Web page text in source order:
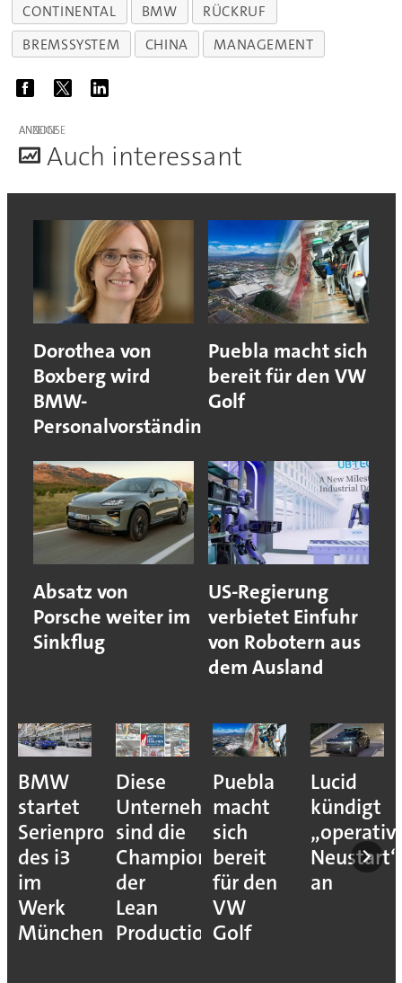
CONTINENTAL BMW
RÜCKRUF
BREMSSYSTEM
CHINA MANAGEMENT
ANZEIGE
Auch interessant
Dorothea von
Boxberg wird
BMW-
Personalvorständin
Puebla macht sich
bereit für den VW
Golf
Absatz von
Porsche weiter im
Sinkflug
US-Regierung
verbietet Einfuhr
von Robotern aus
dem Ausland
BMW
startet
Serienproduktion
des i3
im
Werk
München
Diese
Unternehmen
sind die
Champions
der
Lean
Production
Puebla
macht
sich
bereit
für den
VW
Golf
Lucid
kündigt
Neustart“
an